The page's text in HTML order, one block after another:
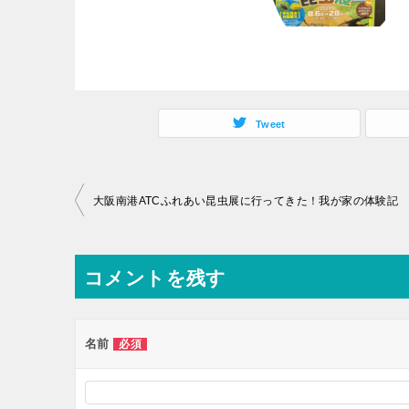
Tweet
大阪南港ATCふれあい昆虫展に行ってきた！我が家の体験記
コメントを残す
名前 必須